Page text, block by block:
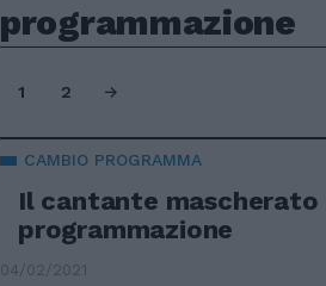
programmazione
1 2
CAMBIO PROGRAMMA
Il cantante mascherato
programmazione
04/02/2021